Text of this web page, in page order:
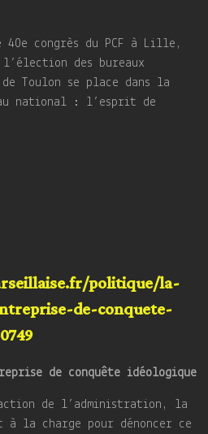
40e congrès du PCF à Lille,
l’élection des bureaux
Toulon se place dans la
national : l’esprit de
politique/la-
de-conquete-
de conquête idéologique
de l’administration, la
à la charge pour dénoncer ce